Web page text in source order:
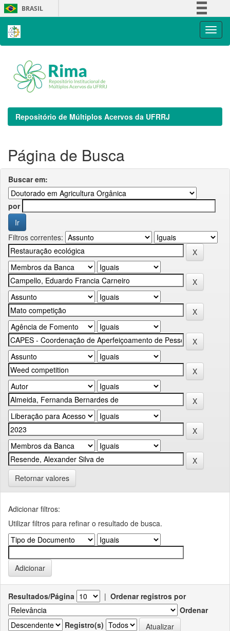
Skip
navigation
BRASIL
Repositório de Múltiplos Acervos da UFRRJ
Página de Busca
Buscar em:
por
Filtros correntes:
Retornar valores
Adicionar filtros:
Utilizar filtros para refinar o resultado de busca.
Resultados/Página | Ordenar registros por
Ordenar
Registro(s)